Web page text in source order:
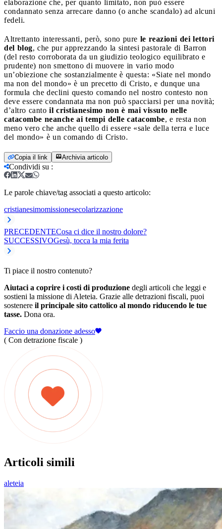
elaborazione che, per quanto limitato, non può essere
condannato senza arrecare danno (o anche scandalo) ad alcuni
fedeli.
Altrettanto interessanti, però, sono pure le reazioni dei lettori
del blog, che pur apprezzando la sintesi pastorale di Barron
(del resto corroborata da un giudizio teologico equilibrato e
prudente) non smettono di muovere in vario modo
un’obiezione che sostanzialmente è questa: «Siate nel mondo
ma non del mondo» è un precetto di Cristo, e dunque una
formula che declini questo comando nel nostro contesto non
deve essere condannata ma non può spacciarsi per una novità;
d’altro canto il cristianesimo non è mai vissuto nelle
catacombe neanche ai tempi delle catacombe, e resta non
meno vero che anche quello di essere «sale della terra e luce
del mondo» è un comando di Cristo.
Copia il link Archivia articolo
Condividi su :
Le parole chiave/tag associati a questo articolo:
cristianesimomissionesecolarizzazione
PRECEDENTECosa ci dice il nostro dolore?
SUCCESSIVOGesù, tocca la mia ferita
Ti piace il nostro contenuto?
Aiutaci a coprire i costi di produzione degli articoli che leggi e
sostieni la missione di Aleteia. Grazie alle detrazioni fiscali, puoi
sostenere il principale sito cattolico al mondo riducendo le tue
tasse. Dona ora.
Faccio una donazione adesso
( Con detrazione fiscale )
Articoli simili
aleteia